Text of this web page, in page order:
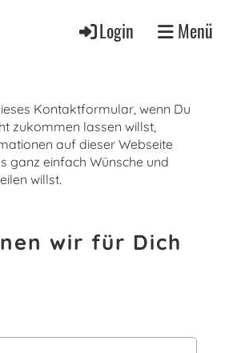
Login Menü
Kontaktformular, wenn Du
zukommen lassen willst,
auf dieser Webseite
ganz einfach Wünsche und
willst.
wir für Dich